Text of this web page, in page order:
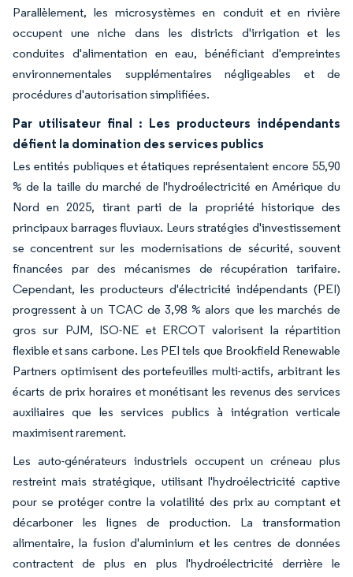
Parallèlement, les microsystèmes en conduit et en rivière
occupent une niche dans les districts d'irrigation et les
conduites d'alimentation en eau, bénéficiant d'empreintes
environnementales supplémentaires négligeables et de
procédures d'autorisation simplifiées.
Par utilisateur final : Les producteurs indépendants
défient la domination des services publics
Les entités publiques et étatiques représentaient encore 55,90
% de la taille du marché de l'hydroélectricité en Amérique du
Nord en 2025, tirant parti de la propriété historique des
principaux barrages fluviaux. Leurs stratégies d'investissement
se concentrent sur les modernisations de sécurité, souvent
financées par des mécanismes de récupération tarifaire.
Cependant, les producteurs d'électricité indépendants (PEI)
progressent à un TCAC de 3,98 % alors que les marchés de
gros sur PJM, ISO-NE et ERCOT valorisent la répartition
flexible et sans carbone. Les PEI tels que Brookfield Renewable
Partners optimisent des portefeuilles multi-actifs, arbitrant les
écarts de prix horaires et monétisant les revenus des services
auxiliaires que les services publics à intégration verticale
maximisent rarement.
Les auto-générateurs industriels occupent un créneau plus
restreint mais stratégique, utilisant l'hydroélectricité captive
pour se protéger contre la volatilité des prix au comptant et
décarboner les lignes de production. La transformation
alimentaire, la fusion d'aluminium et les centres de données
contractent de plus en plus l'hydroélectricité derrière le